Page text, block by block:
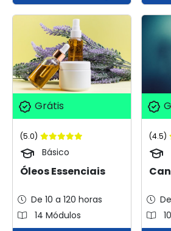
Grátis
(5.0)
Básico
Óleos Essenciais
De 10 a 120 horas
14 Módulos
(4.5)